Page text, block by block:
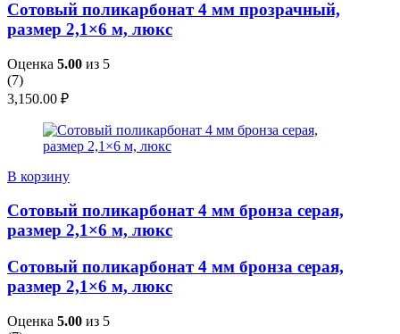
Сотовый поликарбонат 4 мм прозрачный,
размер 2,1×6 м, люкс
Оценка 5.00 из 5
(7)
3,150.00 ₽
В корзину
Сотовый поликарбонат 4 мм бронза серая,
размер 2,1×6 м, люкс
Сотовый поликарбонат 4 мм бронза серая,
размер 2,1×6 м, люкс
Оценка 5.00 из 5